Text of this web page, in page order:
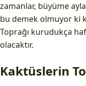
zamanlar, büyüme
bu demek olmuyor ki
Toprağı kurudukça
olacaktır.
Kaktüslerin